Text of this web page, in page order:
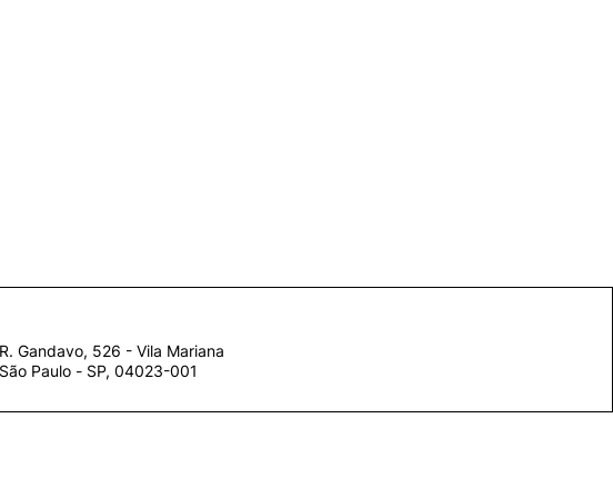
R. Gandavo, 526 - Vila Mariana
São Paulo - SP, 04023-001